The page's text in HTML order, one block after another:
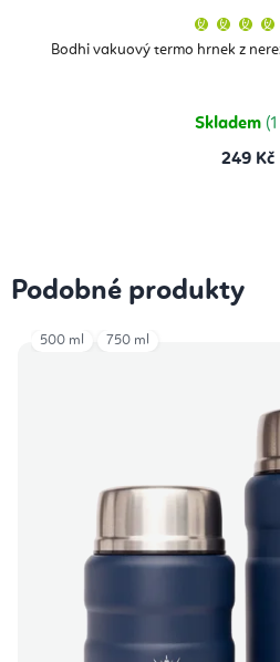
Bodhi vakuový termo hrnek z
Skladem
249 Kč
Podobné produkty
500 ml 750 ml